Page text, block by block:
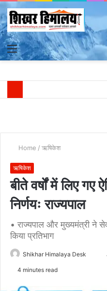
Menu
Home / ऋषिकेश
ऋषिकेश
बीते वर्षों में लिए गए
निर्णयः राज्यपाल
• राज्यपाल और मुख्यमंत्री ने
किया प्रतिभाग
Shikhar Himalaya Desk
Send
4 minutes read